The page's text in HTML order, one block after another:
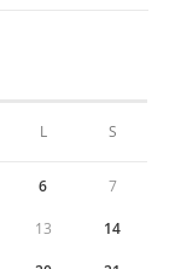
L S
6 7
13 14